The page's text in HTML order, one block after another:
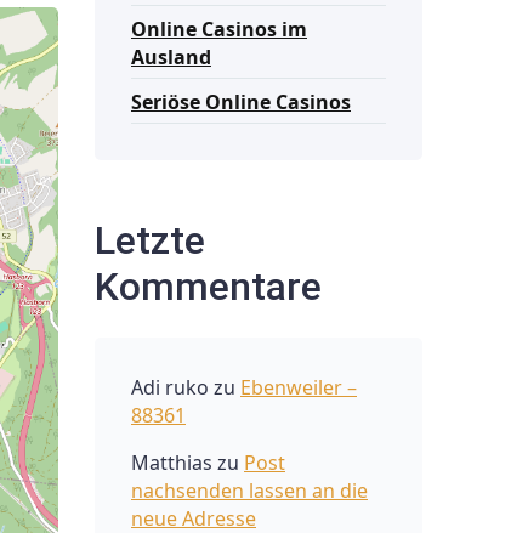
Online Casinos im
Ausland
Seriöse Online Casinos
Letzte
Kommentare
Adi ruko zu Ebenweiler –
88361
Matthias zu Post
nachsenden lassen an die
neue Adresse